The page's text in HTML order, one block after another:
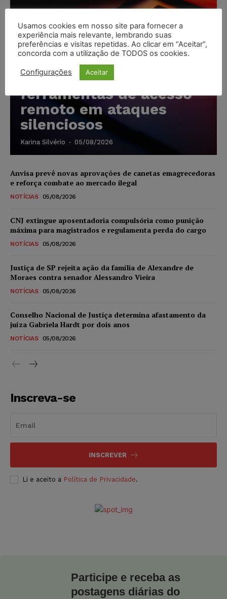
Cibercriminosos
exploram softwares
legítimos para instalar
ferramentas de acesso
remoto em ataques
silenciosos
Karina Silvério - 05/08/2026
Anvisa prevê novas aprovações de canetas emagrecedoras
e reforça combate ao mercado ilegal
NOTÍCIAS 05/08/2026
CNJ extingue aposentadoria compulsória como punição
máxima para magistrados e regulamenta perda do cargo
NOTÍCIAS 05/08/2026
Justiça de SP rejeita ação da família de Alexandre de
Moraes contra senador Alessandro Vieira
NOTÍCIAS 05/08/2026
Conselho Nacional de Justiça determina afastamento da
juíza Gabriela Hardt por dois anos
NOTÍCIAS 05/08/2026
Inscreva-se
INSCREVER
Li e aceito a Política de Privacidade.
Participe e receba as
postagens diárias do
Usamos cookies em nosso site para fornecer a
experiência mais relevante, lembrando suas
preferências e visitas repetidas. Ao clicar em “Aceitar”,
concorda com a utilização de TODOS os cookies.
Configurações Aceitar